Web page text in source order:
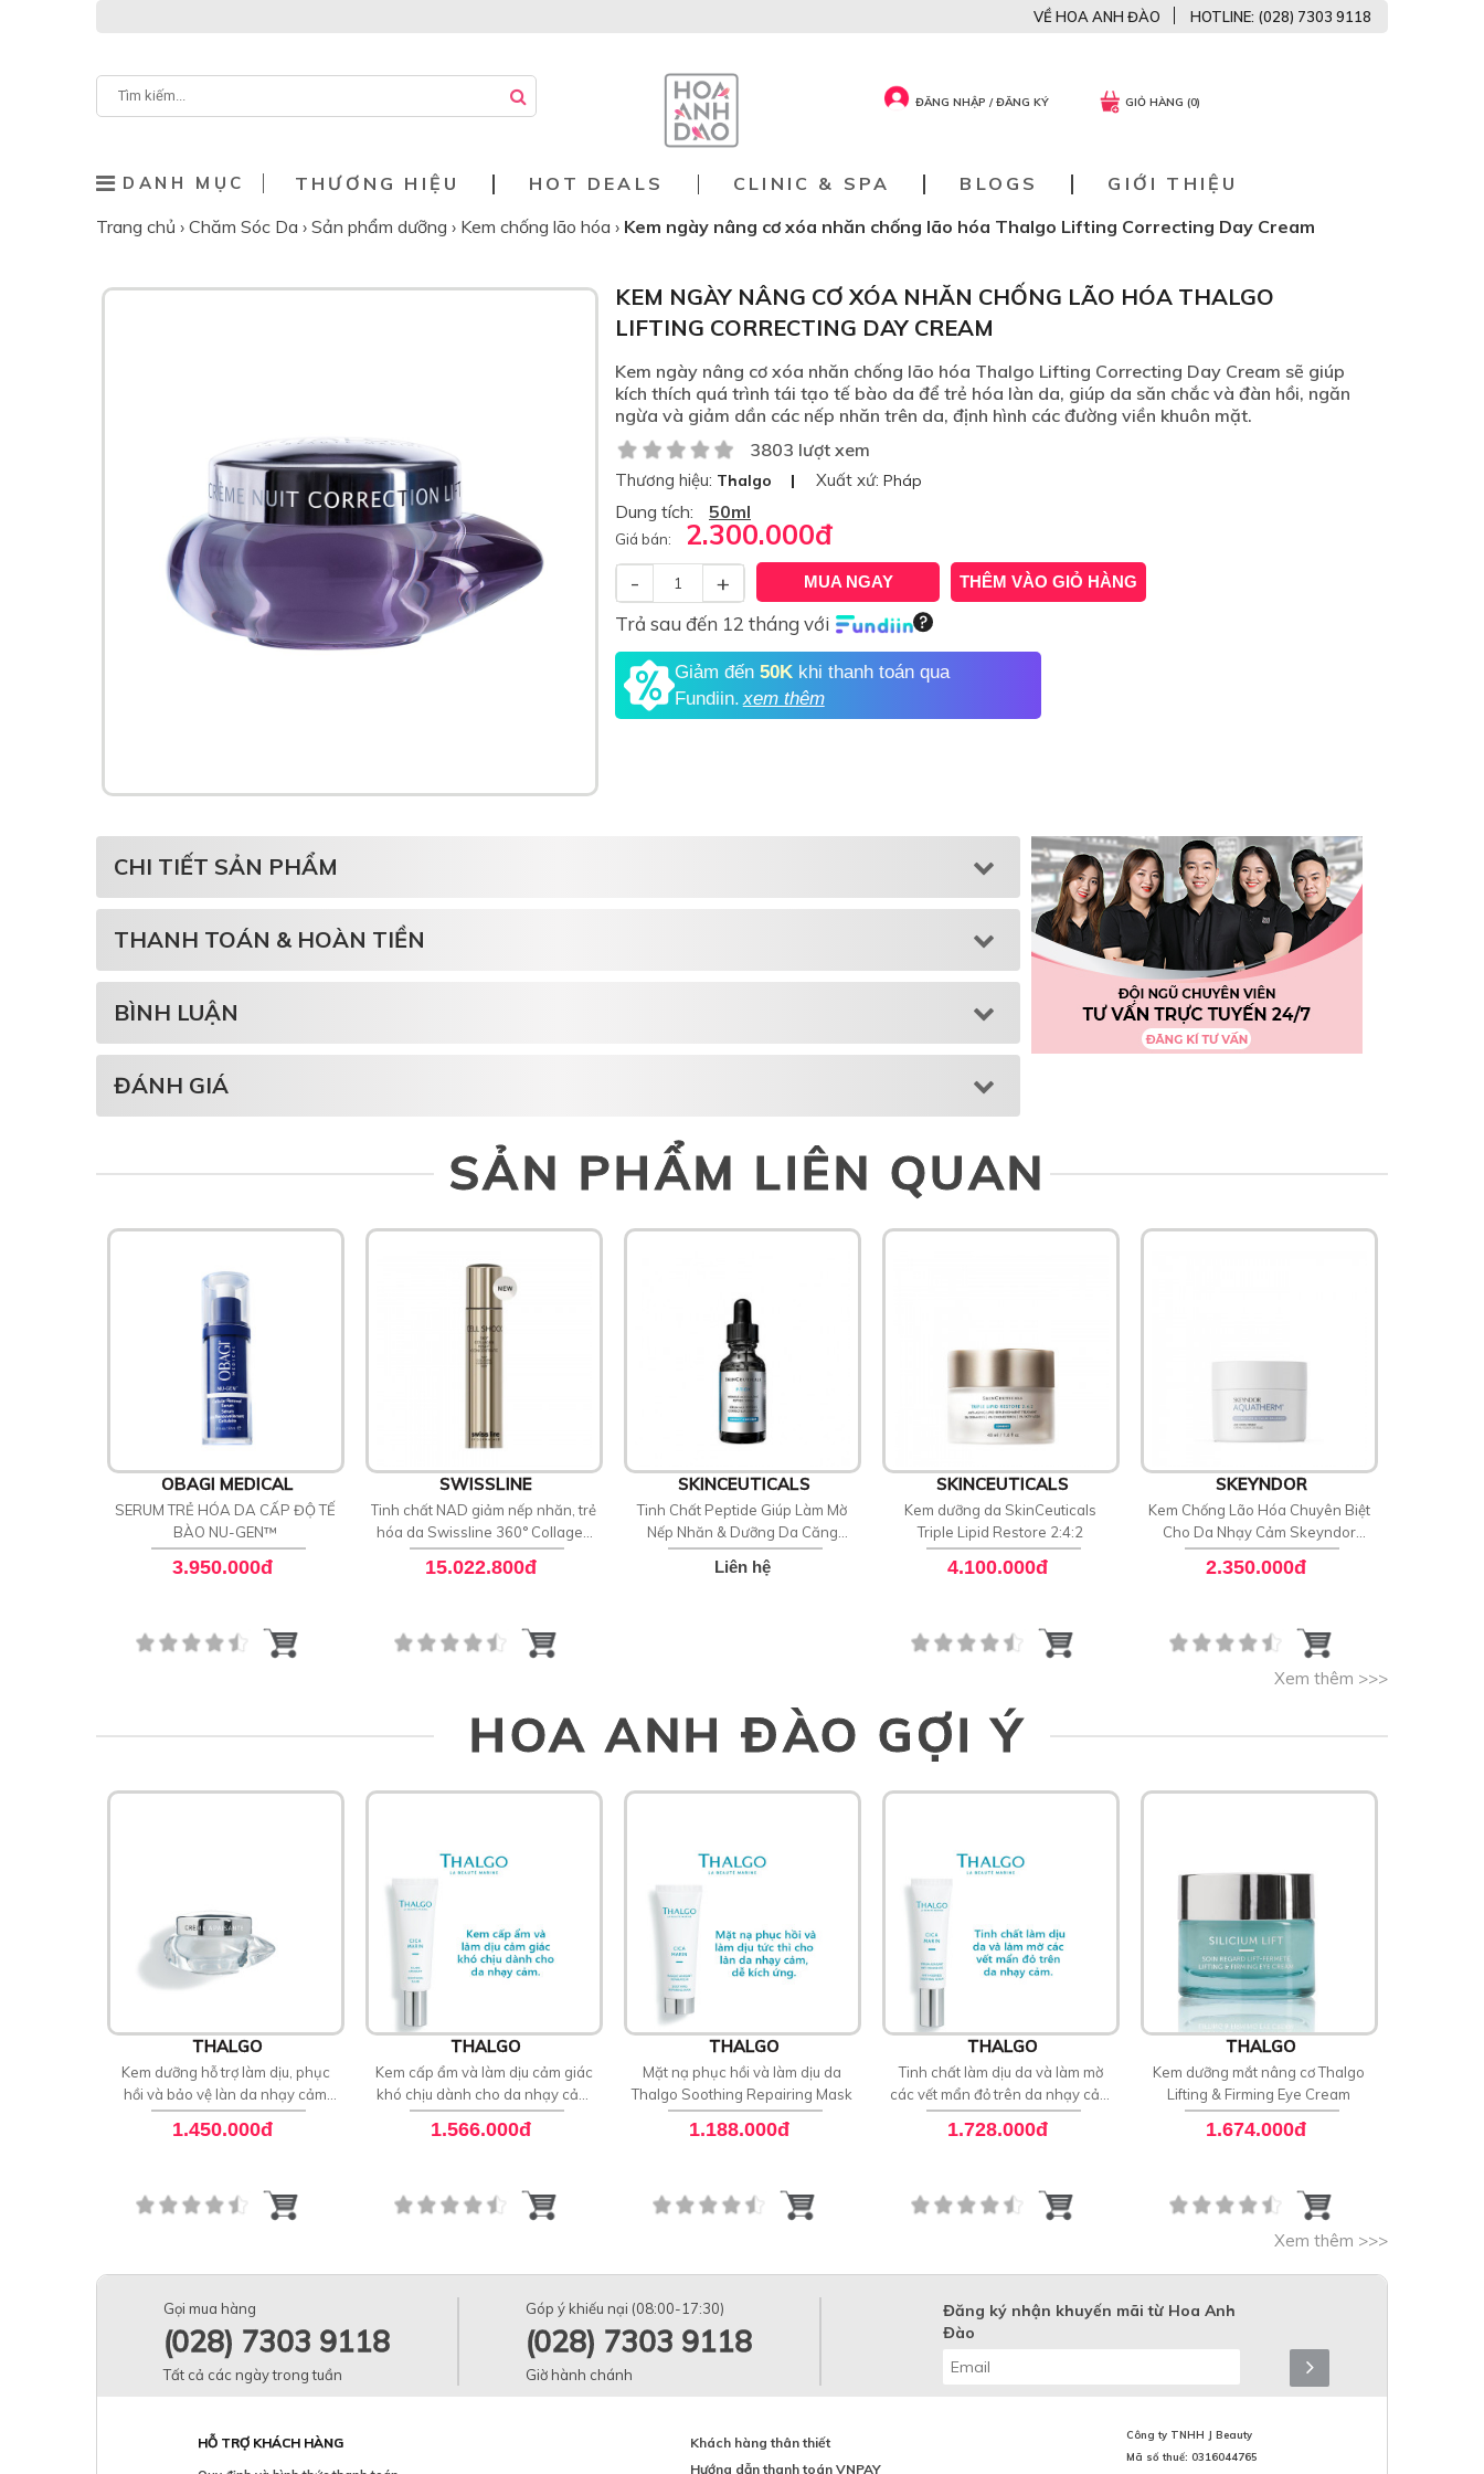
ĐĂNG NHẬP / ĐĂNG KÝ GIỎ HÀNG (0)
VỀ HOA ANH ĐÀO HOTLINE: (028) 7303 9118
DANH MỤC THƯƠNG HIỆU HOT DEALS CLINIC & SPA BLOGS
GIỚI THIỆU
Trang chủ › Chăm Sóc Da › Sản phẩm dưỡng › Kem chống lão hóa › Kem ngày nâng cơ xóa nhăn chống lão hóa Thalgo Lifting Correcting Day Cream
KEM NGÀY NÂNG CƠ XÓA NHĂN CHỐNG LÃO HÓA THALGO
LIFTING CORRECTING DAY CREAM
Kem ngày nâng cơ xóa nhăn chống lão hóa Thalgo Lifting Correcting Day Cream sẽ giúp
kích thích quá trình tái tạo tế bào da để trẻ hóa làn da, giúp da săn chắc và đàn hồi, ngăn
ngừa và giảm dần các nếp nhăn trên da, định hình các đường viền khuôn mặt.
3803 lượt xem
Thương hiệu: Thalgo Xuất xứ: Pháp
Dung tích: 50ml
Giá bán: 2.300.000đ
- + MUA NGAY THÊM VÀO GIỎ HÀNG
Trả sau đến 12 tháng với
Giảm đến 50K khi thanh toán qua
Fundiin. xem thêm
CHI TIẾT SẢN PHẨM
THANH TOÁN & HOÀN TIỀN
BÌNH LUẬN
ĐÁNH GIÁ
SẢN PHẨM LIÊN QUAN
OBAGI MEDICAL
SERUM TRẺ HÓA DA CẤP ĐỘ TẾ
BÀO NU-GEN™
3.950.000đ
SWISSLINE
Tinh chất NAD giảm nếp nhăn, trẻ
hóa da Swissline 360° Collagen
Night Concentrate
15.022.800đ
SKINCEUTICALS
Tinh Chất Peptide Giúp Làm Mờ
Nếp Nhăn & Dưỡng Da Căng
Bóng SkinCeuticals P-TIOX
Liên hệ
SKINCEUTICALS
Kem dưỡng da SkinCeuticals
Triple Lipid Restore 2:4:2
4.100.000đ
SKEYNDOR
Kem Chống Lão Hóa Chuyên Biệt
Cho Da Nhạy Cảm Skeyndor
Aquatherm Age Signs Cream
2.350.000đ
Xem thêm >>>
HOA ANH ĐÀO GỢI Ý
THALGO
Kem dưỡng hỗ trợ làm dịu, phục
hồi và bảo vệ làn da nhạy cảm
cảm Soothing Cream
1.450.000đ
THALGO
Kem cấp ẩm và làm dịu cảm giác
khó chịu dành cho da nhạy cảm
Thalgo Soothing Fluid
1.566.000đ
THALGO
Mặt nạ phục hồi và làm dịu da
Thalgo Soothing Repairing Mask
1.188.000đ
THALGO
Tinh chất làm dịu da và làm mờ
các vết mẩn đỏ trên da nhạy cảm
Anti Redness Soothing Serum
1.728.000đ
THALGO
Kem dưỡng mắt nâng cơ Thalgo
Lifting & Firming Eye Cream
1.674.000đ
Xem thêm >>>
Gọi mua hàng
(028) 7303 9118
Tất cả các ngày trong tuần
Góp ý khiếu nại (08:00-17:30)
(028) 7303 9118
Giờ hành chánh
Đăng ký nhận khuyến mãi từ Hoa Anh
Đào
HỖ TRỢ KHÁCH HÀNG
Khách hàng thân thiết
Hướng dẫn thanh toán VNPAY
Công ty TNHH J Beauty
Mã số thuế: 0316044765